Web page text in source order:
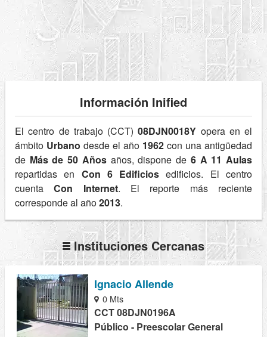
Información Inified
El centro de trabajo (CCT)08DJN0018Y opera en el
ámbito Urbano desde el año 1962 con una antigüedad
de Más de 50 Añosaños, dispone de 6 A 11 Aulas
repartidas en Con 6 Edificios edificios. El centro
cuentaCon Internet. El reporte más reciente
corresponde al año2013.
Instituciones Cercanas
Ignacio Allende
0 Mts
CCT 08DJN0196A
Público - Preescolar General